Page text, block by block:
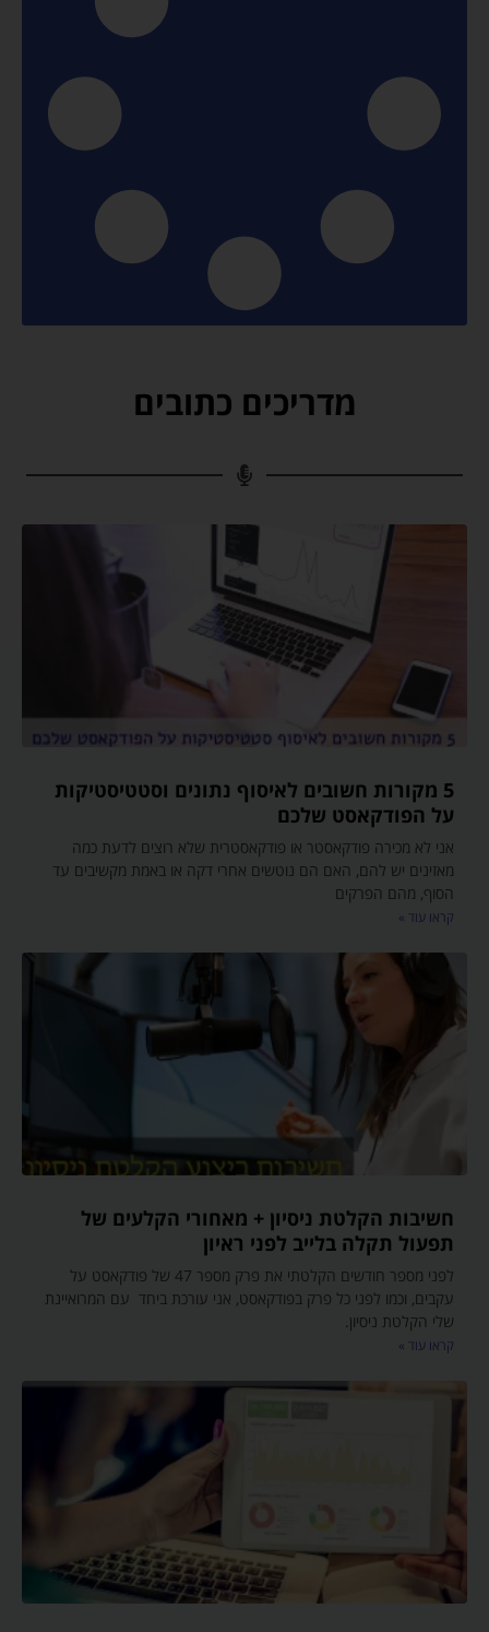
מדריכים כתובים
5 מקורות חשובים לאיסוף נתונים וסטטיסטיקות
על הפודקאסט שלכם
אני לא מכירה פודקאסטר או פודקאסטרית שלא רוצים לדעת כמה
מאזינים יש להם, האם הם נוטשים אחרי דקה או באמת מקשיבים עד
הסוף, מהם הפרקים
קראו עוד »
חשיבות הקלטת ניסיון + מאחורי הקלעים של
תפעול תקלה בלייב לפני ראיון
לפני מספר חודשים הקלטתי את פרק מספר 47 של פודקאסט על
עקבים, וכמו לפני כל פרק בפודקאסט, אני עורכת ביחד עם המרואיינת
שלי הקלטת ניסיון.
קראו עוד »